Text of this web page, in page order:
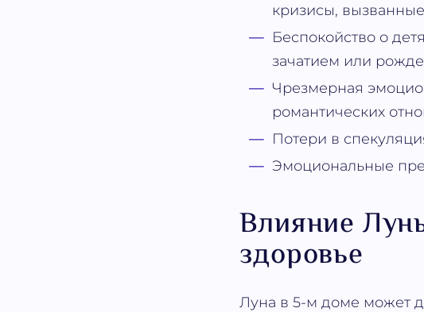
кризисы,
Беспокойство о
зачатием или
Чрезмерная
романтических
Потери в
Эмоциональные
Влияние
здоровье
Луна в 5-м доме может